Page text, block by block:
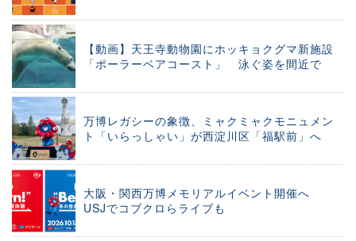
【動画】天王寺動物園にホッキョクグマ新施設
「ポーラーベアコースト」 泳ぐ姿を間近で
万博レガシーの象徴、ミャクミャクモニュメン
ト「いらっしゃい」が西淀川区「福駅前」へ
大阪・関西万博メモリアルイベント開催へ
USJでコブクロらライブも